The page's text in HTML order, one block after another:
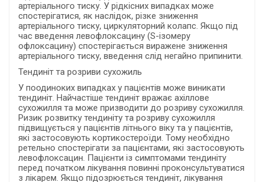
артеріального тиску. У рідкісних випадках може
спостерігатися, як наслідок, різке зниження
артеріального тиску, циркуляторний колапс. Якщо під
час введення левофлоксацину (S-ізомеру
офлоксацину) спостерігається виражене зниження
артеріального тиску, введення слід негайно припинити.
Тендиніт та розриви сухожиль
У поодиноких випадках у пацієнтів може виникати
тендиніт. Найчастіше тендиніт вражає ахіллове
сухожилля та може призводити до розриву сухожилля.
Ризик розвитку тендиніту та розриву сухожилля
підвищується у пацієнтів літнього віку та у пацієнтів,
які застосовують кортикостероїди. Тому необхідно
ретельно спостерігати за пацієнтами, які застосовують
левофлоксацин. Пацієнти із симптомами тендиніту
перед початком лікування повинні проконсультуватися
з лікарем. Якщо підозрюється тендиніт, лікування